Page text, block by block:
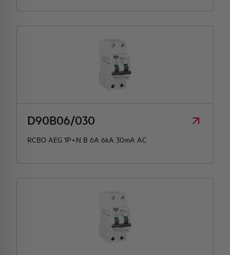
D90B06/030
RCBO AEG 1P+N B 6A 6kA 30mA AC